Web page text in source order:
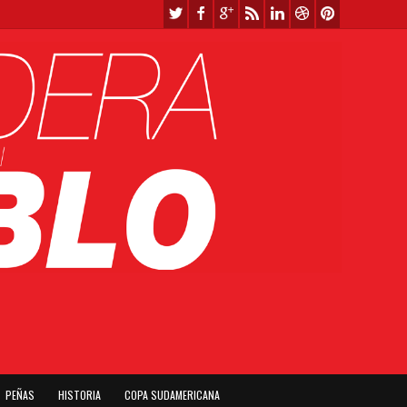
PEÑAS HISTORIA COPA SUDAMERICANA